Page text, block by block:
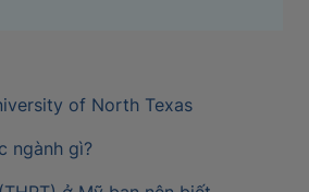
of North Texas
ngành gì?